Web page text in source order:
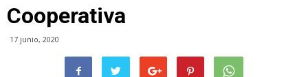
Cooperativa
17 junio, 2020